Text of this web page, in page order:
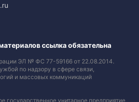
ссылка обязательна
ЭЛ № ФС 77-59166 от 22.08.2014.
по надзору в сфере связи,
и массовых коммуникаций
государственное унитарное предприятие